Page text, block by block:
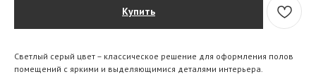
Купить
Светлый серый цвет – классическое решение для оформления полов
помещений с яркими и выделяющимися деталями интерьера.